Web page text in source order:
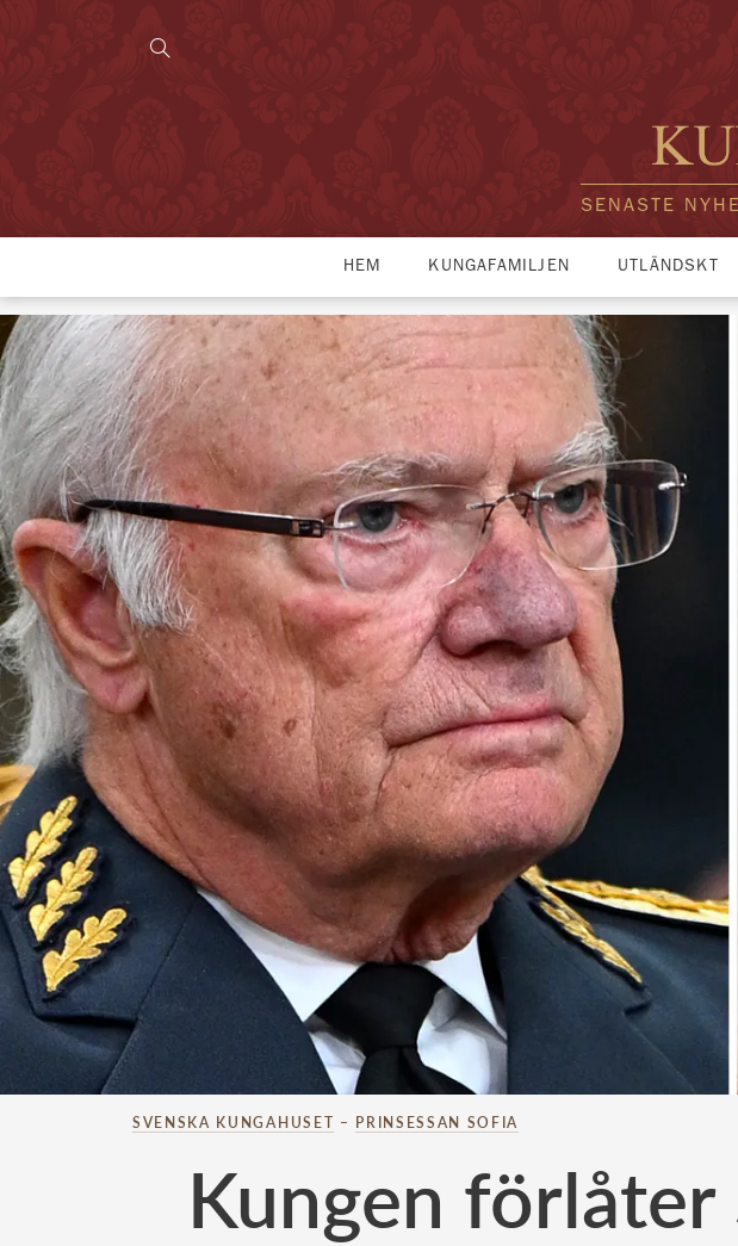
SENASTE
HEM KUNGAFAMILJEN UTLÄNDSKT
SVENSKA KUNGAHUSET – PRINSESSAN SOFIA
Kungen